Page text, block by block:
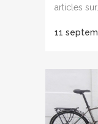
articles sur...
11